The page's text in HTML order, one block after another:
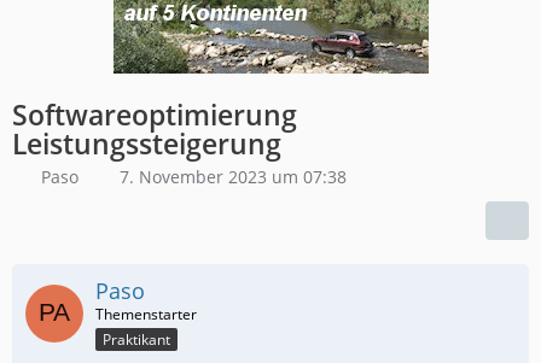
Softwareoptimierung
Leistungssteigerung
Paso 7. November 2023 um 07:38
Paso
Praktikant